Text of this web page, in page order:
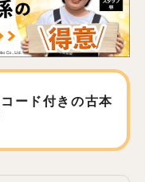
ード付きの古本